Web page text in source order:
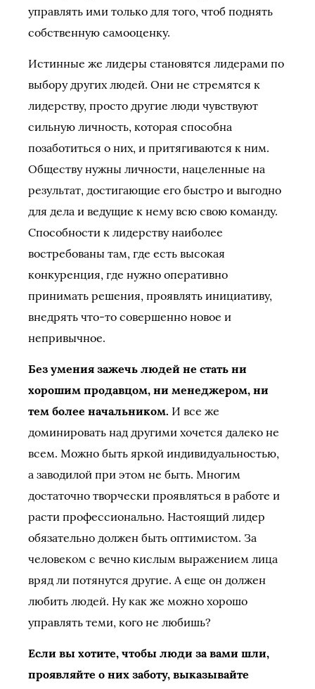
управлять ими только для того, чтоб поднять
собственную самооценку.
Истинные же лидеры становятся лидерами по
выбору других людей. Они не стремятся к
лидерству, просто другие люди чувствуют
сильную личность, которая способна
позаботиться о них, и притягиваются к ним.
Обществу нужны личности, нацеленные на
результат, достигающие его быстро и выгодно
для дела и ведущие к нему всю свою команду.
Способности к лидерству наиболее
востребованы там, где есть высокая
конкуренция, где нужно оперативно
принимать решения, проявлять инициативу,
внедрять что-то совершенно новое и
непривычное.
Без умения зажечь людей не стать ни
хорошим продавцом, ни менеджером, ни
тем более начальником. И все же
доминировать над другими хочется далеко не
всем. Можно быть яркой индивидуальностью,
а заводилой при этом не быть. Многим
достаточно творчески проявляться в работе и
расти профессионально. Настоящий лидер
обязательно должен быть оптимистом. За
человеком с вечно кислым выражением лица
вряд ли потянутся другие. А еще он должен
любить людей. Ну как же можно хорошо
управлять теми, кого не любишь?
Если вы хотите, чтобы люди за вами шли,
проявляйте о них заботу, выказывайте